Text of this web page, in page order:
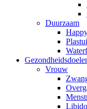
Duurzaam
Vrouw
Libido